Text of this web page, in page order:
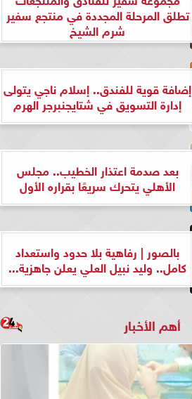
تطلق المرحلة المجددة في منتجع سفير
شرم الشيخ
إضافة قوية للفندق.. إسلام ناجي يتولى
إدارة التسويق في شتايجنبرجر الهرم
بعد صدمة اعتذار الخطيب.. مجلس
الأهلي يتحرك سريعًا بقراره الأول
بالصور | رفاهية بلا حدود واستعداد
كامل.. وليد نبيل العلي يعلن جاهزية...
أهم الأخبار